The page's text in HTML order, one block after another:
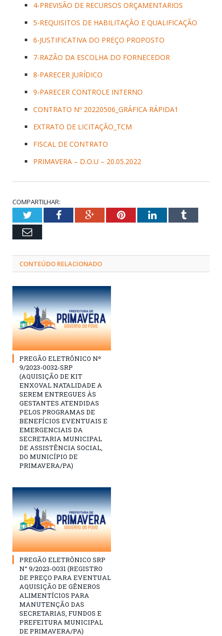
4-PREVISÃO DE RECURSOS ORÇAMENTARIOS
5-REQUISITOS DE HABILITAÇÃO E QUALIFICAÇÃO
6-JUSTIFICATIVA DO PREÇO PROPOSTO
7-RAZÃO DA ESCOLHA DO FORNECEDOR
8-PARECER JURÍDICO
9-PARECER CONTROLE INTERNO
CONTRATO Nº 20220506_GRÁFICA RÁPIDA1
EXTRATO DE LICITAÇÃO_TCM
FISCAL DE CONTRATO
PRIMAVERA – D.O.U – 20.05.2022
COMPARTILHAR:
TwitterFacebookGoogle+PinterestLinkedInTumblr
Email
CONTEÚDO RELACIONADO
PREGÃO ELETRÔNICO Nº
9/2023-0032-SRP
(AQUISIÇÃO DE KIT
ENXOVAL NATALIDADE A
SEREM ENTREGUES ÀS
GESTANTES ATENDIDAS
PELOS PROGRAMAS DE
BENEFÍCIOS EVENTUAIS E
EMERGENCIAIS DA
SECRETARIA MUNICIPAL
DE ASSISTÊNCIA SOCIAL,
DO MUNICÍPIO DE
PRIMAVERA/PA)
PREGÃO ELETRÔNICO SRP
N° 9/2023-0031 (REGISTRO
DE PREÇO PARA EVENTUAL
AQUISIÇÃO DE GÊNEROS
ALIMENTÍCIOS PARA
MANUTENÇÃO DAS
SECRETARIAS, FUNDOS E
PREFEITURA MUNICIPAL
DE PRIMAVERA/PA)